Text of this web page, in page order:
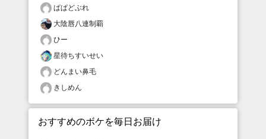
ぱぱどぶれ
大陰唇八連制覇
ひー
星待ちすいせい
どんまい鼻毛
きしめん
おすすめのボケを毎日お届け